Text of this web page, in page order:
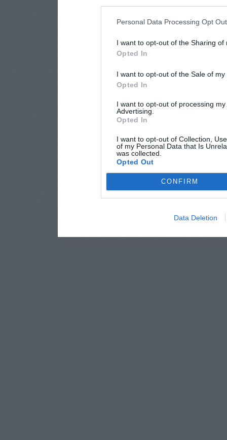
Personal Data Processing Opt
I want to opt-out of the Sharing of
Opted In
I want to opt-out of the Sale of
Opted In
I want to opt-out of processing
Advertising.
Opted In
I want to opt-out of Collection,
of my Personal Data that Is
was collected.
Opted Out
CONFIRM
Data Deletion